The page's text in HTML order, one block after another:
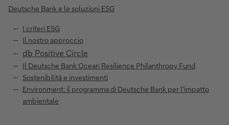
Deutsche Bank e le soluzioni ESG
I criteri ESG
Il nostro approccio
db Positive Circle
Il Deutsche Bank Ocean Resilience Philanthropy Fund
Sostenibilità e investimenti
Environment: il programma di Deutsche Bank per l'impatto
ambientale